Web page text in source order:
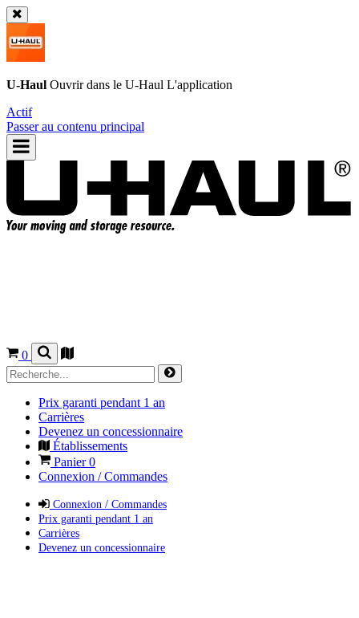
U-Haul Ouvrir dans le U-Haul L'application
Actif
Passer au contenu principal
0
Prix garanti pendant 1 an
Carrières
Devenez un concessionnaire
Établissements
Panier0
Connexion / Commandes
Connexion / Commandes
Prix garanti pendant 1 an
Carrières
Devenez un concessionnaire